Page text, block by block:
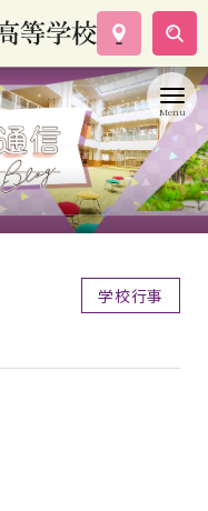
学校行事